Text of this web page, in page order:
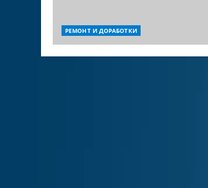
РЕМОНТ И ДОРАБОТКИ